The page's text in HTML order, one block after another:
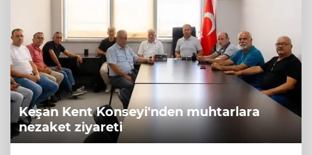
Keşan Kent Konseyi'nden muhtarlara
nezaket ziyareti